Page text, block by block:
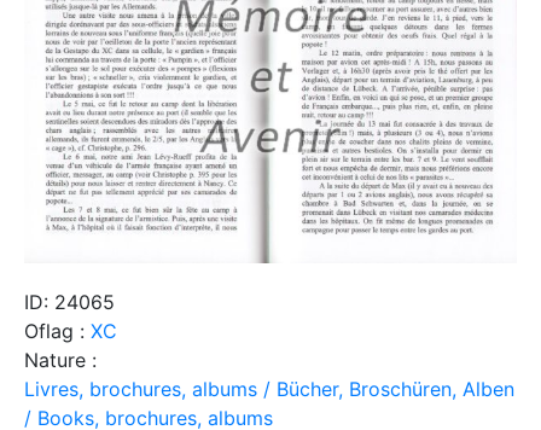
ID: 24065
Oflag : XC
Nature :
Livres, brochures, albums / Bücher, Broschüren, Alben
/ Books, brochures, albums